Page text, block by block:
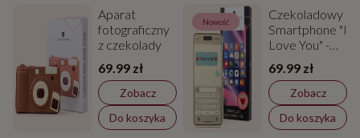
Aparat
fotograficzny
z czekolady
69.99 zł
Zobacz
Do koszyka
Nowość
Czekoladowy
Smartphone "I
Love You" -
Walentynki
69.99 zł
Zobacz
Do koszyka